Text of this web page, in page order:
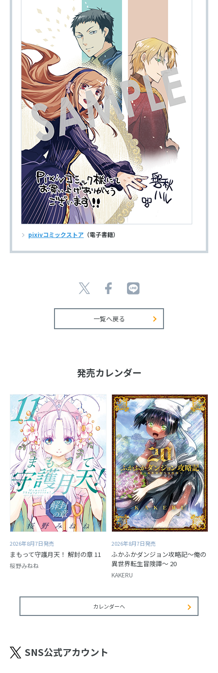
pixivコミックストア （電子書籍）
一覧へ戻る
発売カレンダー
2026年8月7日発売
まもって守護月天！ 解封の章 11
桜野みねね
2026年8月7日発売
ふかふかダンジョン攻略記～俺の
異世界転生冒険譚～ 20
KAKERU
カレンダーへ
SNS公式アカウント